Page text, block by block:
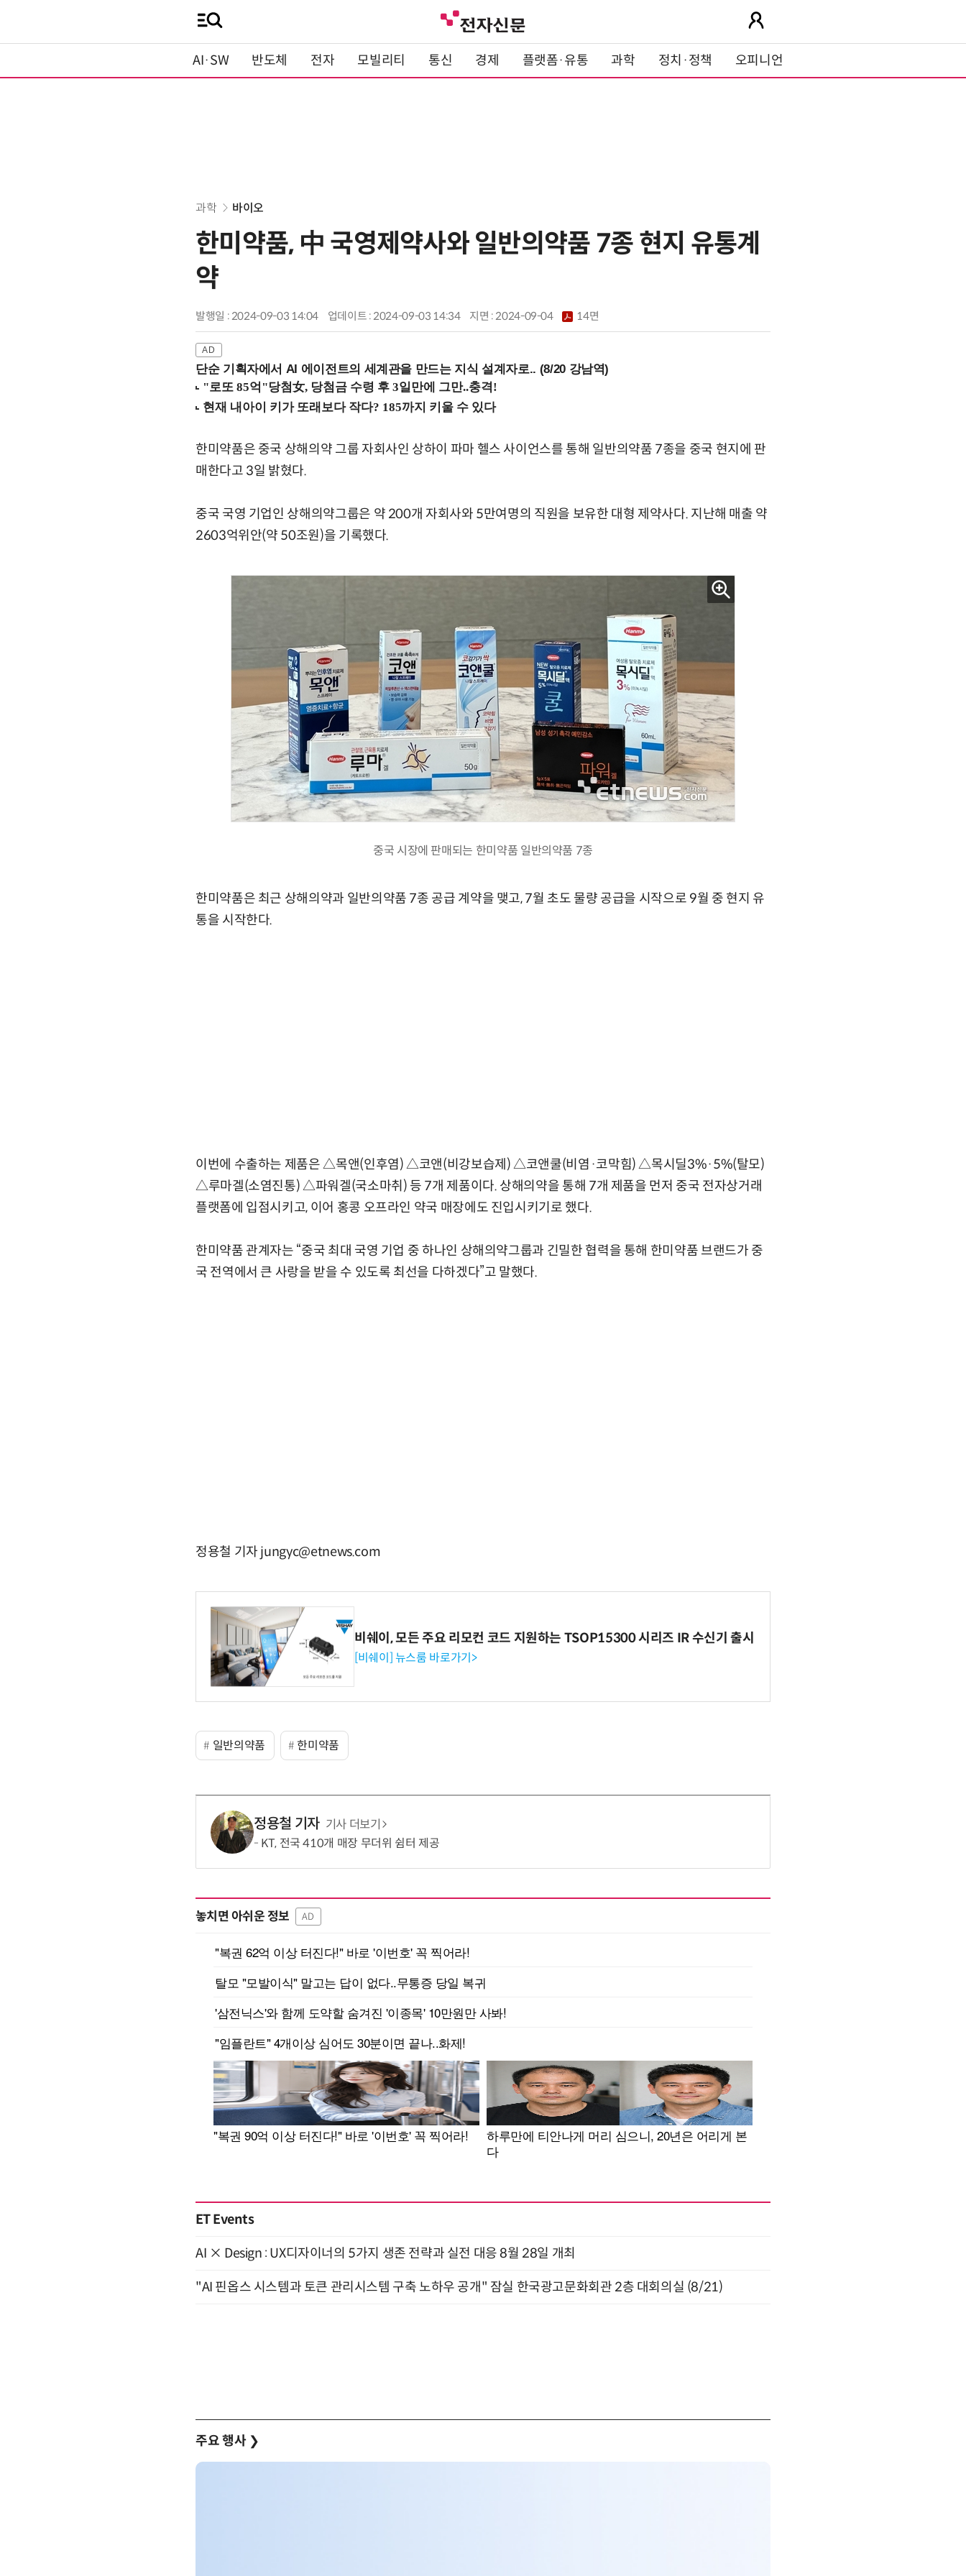
AI·SW 반도체 전자 모빌리티 통신 경제 플랫폼·유통 과학 정치·정책 오피니언
과학 바이오
한미약품, 中 국영제약사와 일반의약품 7종 현지 유통계
약
발행일 : 2024-09-03 14:04 업데이트 : 2024-09-03 14:34 지면 :2024-09-04 14면
단순 기획자에서 AI 에이전트의 세계관을 만드는 지식 설계자로.. (8/20 강남역)
한미약품은 중국 상해의약 그룹 자회사인 상하이 파마 헬스 사이언스를 통해 일반의약품 7종을 중국 현지에 판
매한다고 3일 밝혔다.
중국 국영 기업인 상해의약그룹은 약 200개 자회사와 5만여명의 직원을 보유한 대형 제약사다. 지난해 매출 약
2603억위안(약 50조원)을 기록했다.
중국 시장에 판매되는 한미약품 일반의약품 7종
한미약품은 최근 상해의약과 일반의약품 7종 공급 계약을 맺고, 7월 초도 물량 공급을 시작으로 9월 중 현지 유
통을 시작한다.
이번에 수출하는 제품은 △목앤(인후염) △코앤(비강보습제) △코앤쿨(비염·코막힘) △목시딜3%·5%(탈모)
△루마겔(소염진통) △파워겔(국소마취) 등 7개 제품이다. 상해의약을 통해 7개 제품을 먼저 중국 전자상거래
플랫폼에 입점시키고, 이어 홍콩 오프라인 약국 매장에도 진입시키기로 했다.
한미약품 관계자는 “중국 최대 국영 기업 중 하나인 상해의약그룹과 긴밀한 협력을 통해 한미약품 브랜드가 중
국 전역에서 큰 사랑을 받을 수 있도록 최선을 다하겠다”고 말했다.
정용철 기자 jungyc@etnews.com
비쉐이, 모든 주요 리모컨 코드 지원하는 TSOP15300 시리즈 IR 수신기 출시
[비쉐이] 뉴스룸 바로가기>
일반의약품 한미약품
정용철 기자 기사 더보기
KT, 전국 410개 매장 무더위 쉼터 제공
놓치면 아쉬운 정보 AD
ET Events
AI × Design : UX디자이너의 5가지 생존 전략과 실전 대응 8월 28일 개최
"AI 핀옵스 시스템과 토큰 관리시스템 구축 노하우 공개" 잠실 한국광고문화회관 2층 대회의실 (8/21)
주요 행사 ❯